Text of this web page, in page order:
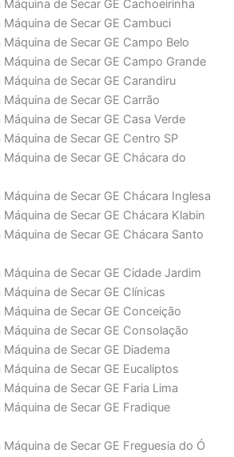
de Secar GE Cachoeirinha
de Secar GE Cambuci
de Secar GE Campo Belo
de Secar GE Campo Grande
de Secar GE Carandiru
de Secar GE Carrão
de Secar GE Casa Verde
de Secar GE Centro SP
de Secar GE Chácara do
de Secar GE Chácara Inglesa
de Secar GE Chácara Klabin
de Secar GE Chácara Santo
de Secar GE Cidade Jardim
de Secar GE Clínicas
de Secar GE Conceição
de Secar GE Consolação
de Secar GE Diadema
de Secar GE Eucaliptos
de Secar GE Faria Lima
de Secar GE Fradique
de Secar GE Freguesia do Ó